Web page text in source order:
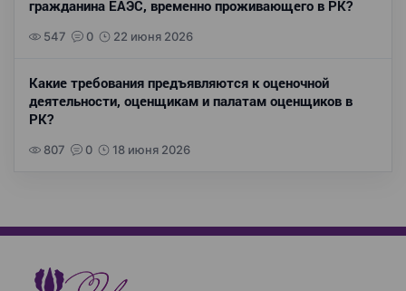
гражданина ЕАЭС, временно проживающего в РК?
547 0 22 июня 2026
Какие требования предъявляются к оценочной
деятельности, оценщикам и палатам оценщиков в
РК?
807 0 18 июня 2026